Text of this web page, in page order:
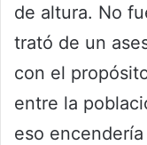
de altura. No
trató de un
con el
entre la
eso